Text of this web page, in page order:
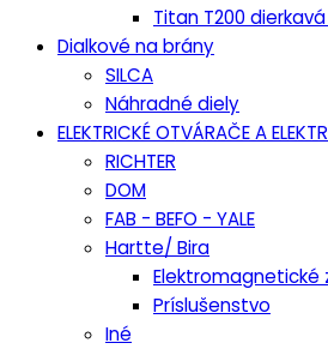
Titan T200
Dialkové na brány
SILCA
Náhradné diely
ELEKTRICKÉ OTVÁRAČE A
RICHTER
DOM
FAB - BEFO - YALE
Hartte/ Bira
Elektromagnetické
Príslušenstvo
Iné